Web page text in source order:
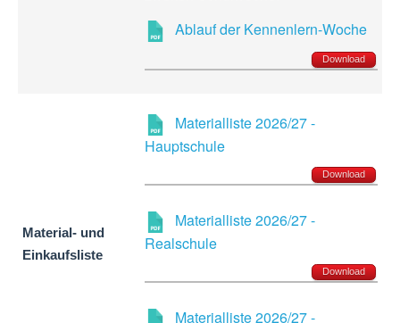
Ablauf der Kennenlern-Woche
Download
Material- und
Einkaufsliste
Materialliste 2026/27 -
Hauptschule
Download
Materialliste 2026/27 -
Realschule
Download
Materialliste 2026/27 -